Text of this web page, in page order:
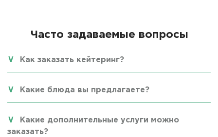
Часто задаваемые вопросы
Как заказать кейтеринг?
Какие блюда вы предлагаете?
Какие дополнительные услуги можно
заказать?